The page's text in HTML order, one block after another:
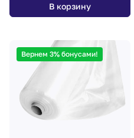
В корзину
Вернем 3% бонусами!